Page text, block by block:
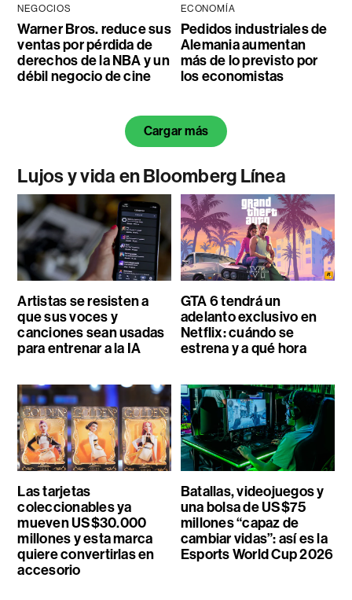
NEGOCIOS
Warner Bros. reduce sus
ventas por pérdida de
derechos de la NBA y un
débil negocio de cine
ECONOMÍA
Pedidos industriales de
Alemania aumentan
más de lo previsto por
los economistas
Cargar más
Lujos y vida en Bloomberg Línea
Artistas se resisten a
que sus voces y
canciones sean usadas
para entrenar a la IA
GTA 6 tendrá un
adelanto exclusivo en
Netflix: cuándo se
estrena y a qué hora
Las tarjetas
coleccionables ya
mueven US$30.000
millones y esta marca
quiere convertirlas en
accesorio
Batallas, videojuegos y
una bolsa de US$75
millones “capaz de
cambiar vidas”: así es la
Esports World Cup 2026